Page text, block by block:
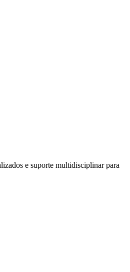
e suporte multidisciplinar para